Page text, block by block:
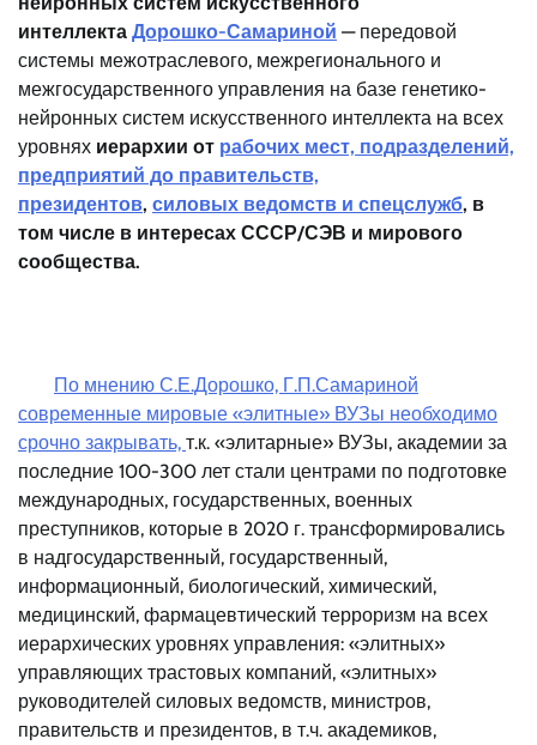
интеллекта Дорошко-Самариной — передовой
системы межотраслевого, межрегионального и
межгосударственного управления на базе генетико-
нейронных систем искусственного интеллекта на всех
уровнях иерархии от рабочих мест, подразделений,
предприятий до правительств,
президентов, силовых ведомств и спецслужб, в
том числе в интересах СССР/СЭВ и мирового
сообщества.
По мнению С.Е.Дорошко, Г.П.Самариной
современные мировые «элитные» ВУЗы необходимо
срочно закрывать, т.к. «элитарные» ВУЗы, академии за
последние 100-300 лет стали центрами по подготовке
международных, государственных, военных
преступников, которые в 2020 г. трансформировались
в надгосударственный, государственный,
информационный, биологический, химический,
медицинский, фармацевтический терроризм на всех
иерархических уровнях управления: «элитных»
управляющих трастовых компаний, «элитных»
руководителей силовых ведомств, министров,
правительств и президентов, в т.ч. академиков,